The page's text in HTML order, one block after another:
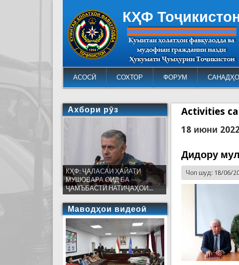
КҲФ
АСОСӢ СОХТОР ФОРУМ
Activities
18 июни
Дидору
Чоп шуд: 18/06/
Ахбори рӯз
КҲФ: ҶАЛАСАИ ҲАЙАТИ
МУШОВАРА ОИД БА
ҶАМЪБАСТИ НАТИҶАҲОИ...
Маводҳои видеоӣ